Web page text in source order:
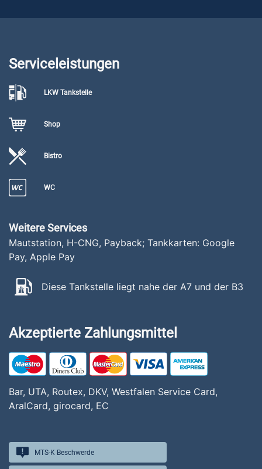
Serviceleistungen
LKW Tankstelle
Shop
Bistro
WC
Weitere Services
Mautstation, H-CNG, Payback; Tankkarten: Google
Pay, Apple Pay
Diese Tankstelle liegt nahe der A7 und der B3
Akzeptierte Zahlungsmittel
Bar, UTA, Routex, DKV, Westfalen Service Card,
AralCard, girocard, EC
MTS-K Beschwerde